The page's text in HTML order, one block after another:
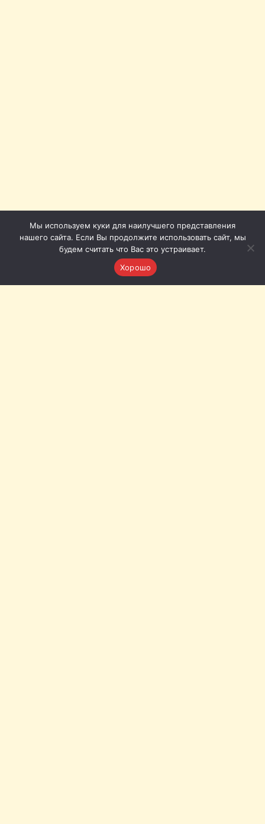
Мы используем куки для наилучшего представления
нашего сайта. Если Вы продолжите использовать сайт, мы
будем считать что Вас это устраивает.
Хорошо